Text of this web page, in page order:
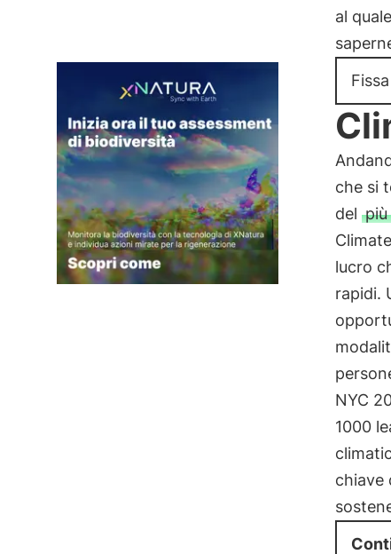
al
che si
del più
lucro
rapidi.
NYC
1000
chiave